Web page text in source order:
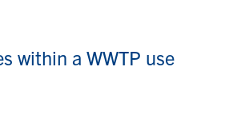
within a WWTP use